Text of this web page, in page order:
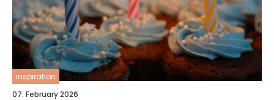
inspiration
07. February 2026